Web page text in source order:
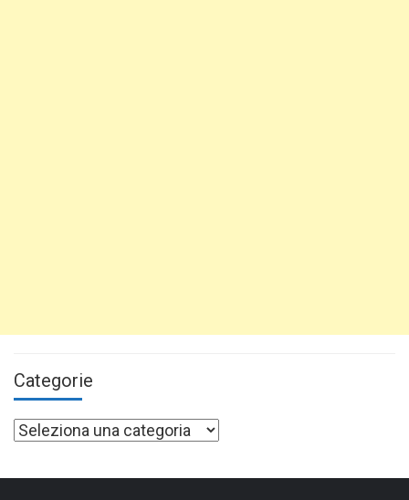
Categorie
Categorie